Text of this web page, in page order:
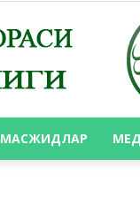
МАСЖИДЛАР